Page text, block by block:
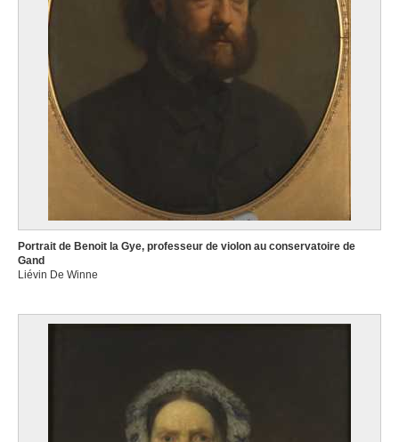
Portrait de Benoit la Gye, professeur de violon au conservatoire de
Gand
Liévin De Winne